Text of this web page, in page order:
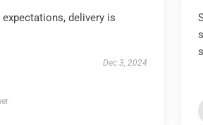
delivery is
Dec 3, 2024